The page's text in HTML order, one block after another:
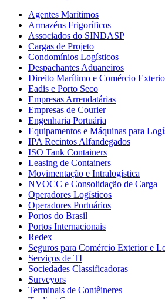
Agentes Marítimos
Armazéns Frigoríficos
Associados do SINDASP
Cargas de Projeto
Condomínios Logísticos
Despachantes Aduaneiros
Direito Marítimo e Comércio
Eadis e Porto Seco
Empresas Arrendatárias
Empresas de Courier
Engenharia Portuária
Equipamentos e Máquinas para
IPA Recintos Alfandegados
ISO Tank Containers
Leasing de Containers
Movimentação e Intralogística
NVOCC e Consolidação de Carga
Operadores Logísticos
Operadores Portuários
Portos do Brasil
Portos Internacionais
Redex
Seguros para Comércio Exterior e
Serviços de TI
Sociedades Classificadoras
Surveyors
Terminais de Contêineres